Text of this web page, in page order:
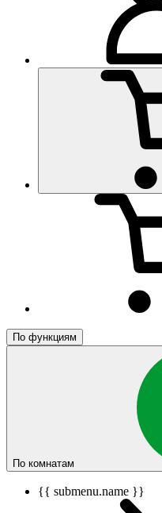
По функциям
По комнатам
{{ submenu.name }}